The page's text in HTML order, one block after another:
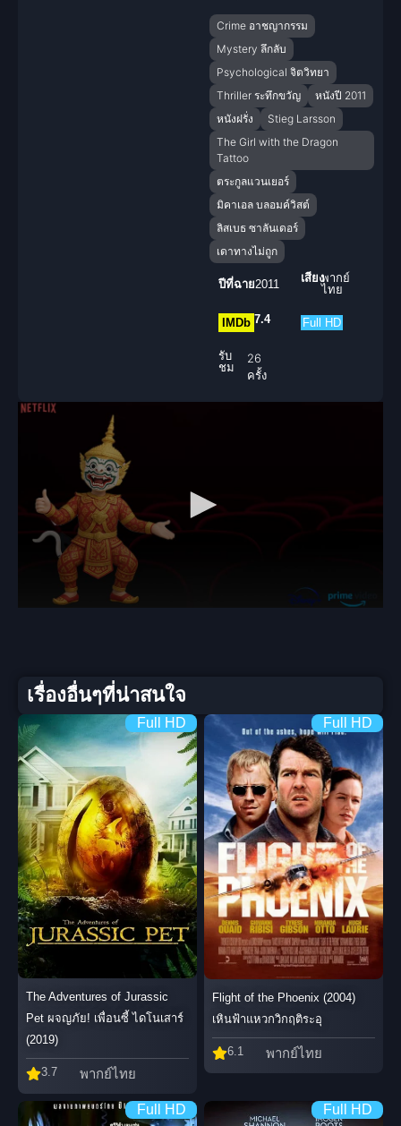
Crime อาชญากรรม
Mystery ลึกลับ
Psychological จิตวิทยา
Thriller ระทึกขวัญ
หนังปี 2011
หนังฝรั่ง
Stieg Larsson
The Girl with the Dragon
Tattoo
ตระกูลแวนเยอร์
มิคาเอล บลอมค์วิสต์
ลิสเบธ ซาลันเดอร์
เดาทางไม่ถูก
ปีที่ฉาย2011 เสียงพากย์
ไทย
IMDb 7.4 Full HD
รับ
ชม
26
ครั้ง
เรื่องอื่นๆที่น่าสนใจ
Full HD
The Adventures of Jurassic
Pet ผจญภัย! เพื่อนซี้ ไดโนเสาร์
(2019)
3.7 พากย์ไทย
Full HD
Flight of the Phoenix (2004)
เหินฟ้าแหวกวิกฤติระอุ
6.1 พากย์ไทย
Full HD Full HD